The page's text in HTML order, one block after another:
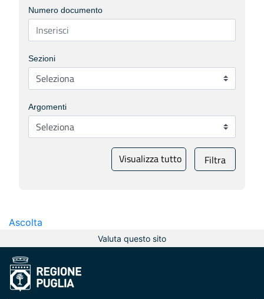
Numero documento
Sezioni
Argomenti
Visualizza tutto Filtra
Ascolta
Valuta questo sito